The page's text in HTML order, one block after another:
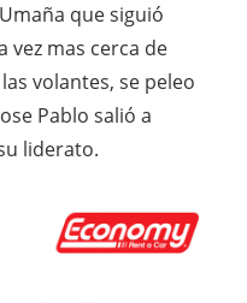
que siguió
vez mas cerca de
volantes, se peleo
Pablo salió a
liderato.